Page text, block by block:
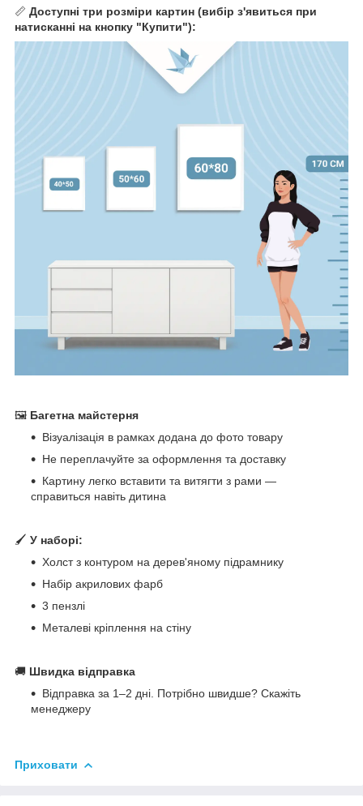
📏 Доступні три розміри картин (вибір з'явиться при
натисканні на кнопку "Купити"):
🖼 Багетна майстерня
Візуалізація в рамках додана до фото товару
Не переплачуйте за оформлення та доставку
Картину легко вставити та витягти з рами —
справиться навіть дитина
🖌 У наборі:
Холст з контуром на дерев'яному підрамнику
Набір акрилових фарб
3 пензлі
Металеві кріплення на стіну
🚚 Швидка відправка
Відправка за 1–2 дні. Потрібно швидше? Скажіть
менеджеру
Приховати